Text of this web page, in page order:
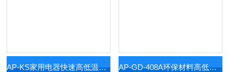
AP-KS家用电器快速高低温环境试验机 AP-GD-408A环保材料高低温湿度测试箱